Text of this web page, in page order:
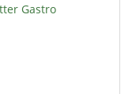
Gastro